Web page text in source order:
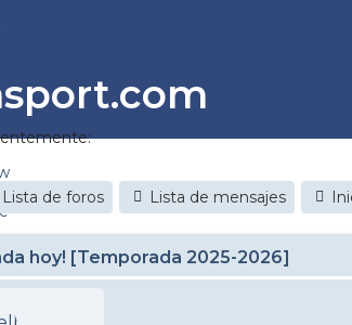
Lista de foros Lista de mensajes
hoy! [Temporada 2025-2026]